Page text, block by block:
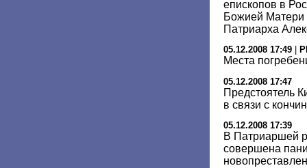
епископов в
Божией Матери
Патриарха
05.12.2008 17:49
Места
05.12.2008 17:47
Предстоятель
в связи с
05.12.2008 17:39
В Патриаршей
совершена